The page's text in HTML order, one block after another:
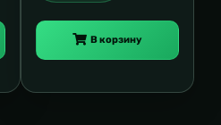
В корзину